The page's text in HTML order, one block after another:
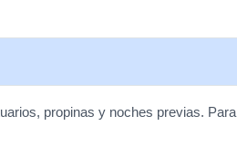
propinas y noches previas. Para